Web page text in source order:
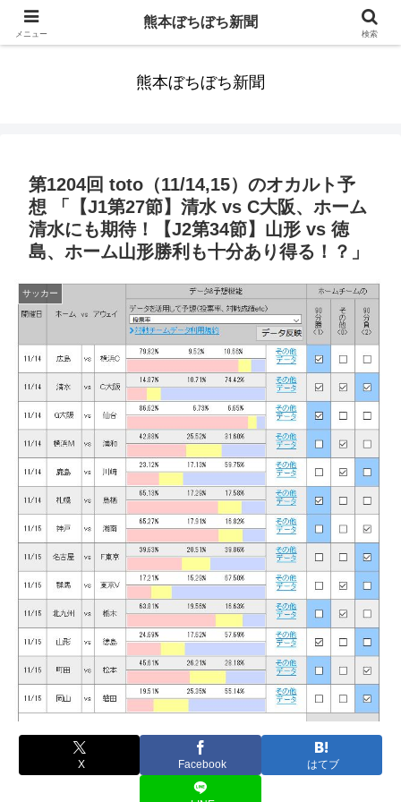
みんなまだ気づかずすごしていたんだわ。ずっといっしょに歩いてゆけるっ
熊本ぼちぼち新聞
第1204回 toto（11/14,15）のオカルト予
想 「【J1第27節】清水 vs C大阪、ホーム
清水にも期待！【J2第34節】山形 vs 徳
島、ホーム山形勝利も十分あり得る！？」
サッカー
X Facebook はてブ
メニュー
熊本ぼちぼち新聞
検索